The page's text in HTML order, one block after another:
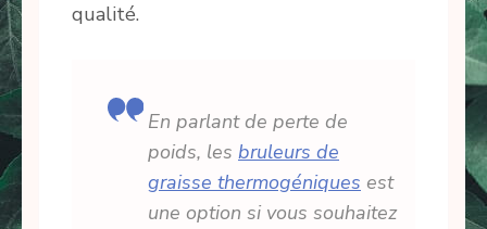
qualité.
En parlant de perte de
poids, les bruleurs de
graisse thermogéniques est
une option si vous souhaitez